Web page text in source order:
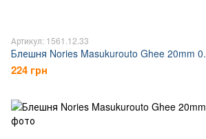
Артикул: 1561.12.33
Блешня Nories Masukurouto Ghee 20mm
224 грн